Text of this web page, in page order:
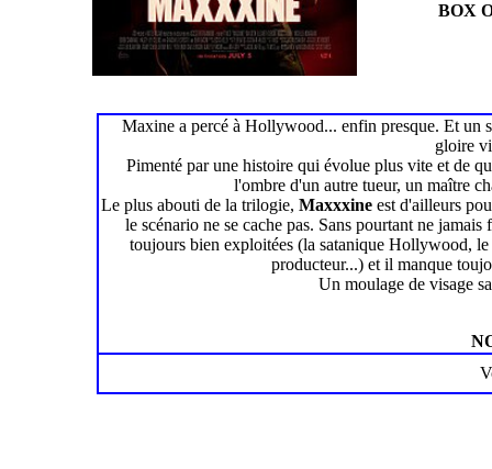
BOX
Maxine a percé à Hollywood... enfin presque. Et un
gloire
Pimenté par une histoire qui évolue plus vite et de
l'ombre d'un autre tueur, un maître
Le plus abouti de la trilogie, Maxxxine est d'ailleurs
le scénario ne se cache pas. Sans pourtant ne
toujours bien exploitées (la satanique Hollywood,
producteur...) et il manque
Un moulage de visage